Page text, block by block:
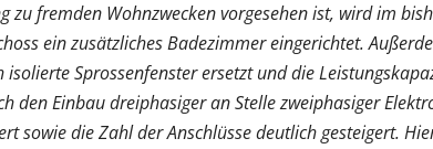
zu fremden Wohnzwecken vorgesehen ist, wird im
ein zusätzliches Badezimmer eingerichtet.
isolierte Sprossenfenster ersetzt und die
den Einbau dreiphasiger an Stelle zweiphasiger
sowie die Zahl der Anschlüsse deutlich gesteigert.